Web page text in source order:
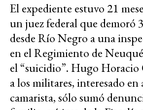
El expediente estuvo 21
un juez federal que demoró
desde Río Negro a una
en el Regimiento de
el “suicidio”. Hugo Horacio
a los militares, interesado en
camarista, sólo sumó